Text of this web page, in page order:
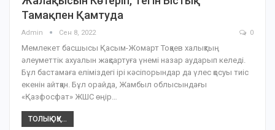
Тамақпен Қамтуда
Admin Сен 8, 2022 0
Мемлекет басшысы Қасым-Жомарт Тоқаев халықтың
әлеуметтік ахуалын жақсартуға үнемі назар аударып келеді.
Бұл бастамаға еліміздегі ірі кәсіпорындар да үлес қосуы тиіс
екенін айтқан. Бұл орайда, Жамбыл облысындағы
«Қазфосфат» ЖШС өңір…
ТОЛЫҚ ОҚУ...